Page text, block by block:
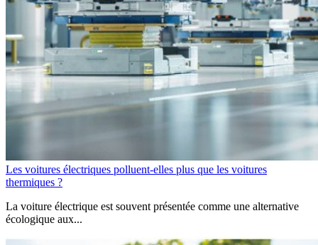
Les voitures électriques polluent-elles plus que les voitures
thermiques ?
La voiture électrique est souvent présentée comme une alternative
écologique aux...